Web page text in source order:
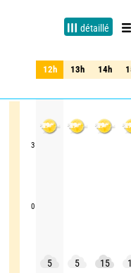
détaillé
3
0
12h 13h 14h
12h 13h 14h
5 5 15